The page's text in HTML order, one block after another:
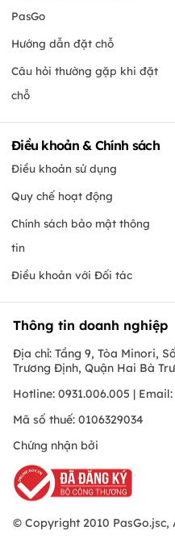
PasGo
Hướng dẫn đặt chỗ
Câu hỏi thường gặp khi đặt
chỗ
Điều khoản & Chính sách
Điều khoản sử dụng
Quy chế hoạt động
Chính sách bảo mật thông
tin
Điều khoản với Đối tác
Thông tin doanh nghiệp
Địa chỉ: Tầng 9, Tòa Minori,
Trương Định, Quận Hai Bà
Hotline: 0931.006.005 | Email:
Mã số thuế: 0106329034
Chứng nhận bởi
© Copyright 2010